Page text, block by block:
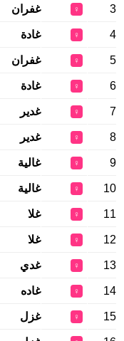
3
♀ غفران
4
♀ غادة
5
♀ غفران
6
♀ غادة
7
♀ غدير
8
♀ غدير
9
♀ غالية
10
♀ غالية
11
♀ غلا
12
♀ غلا
13
♀ غدي
14
♀ غاده
15
♀ غزل